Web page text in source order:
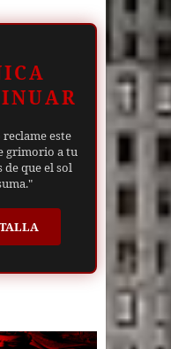
este
grimorio a tu
que el sol